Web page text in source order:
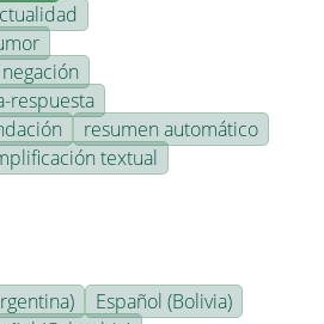
respuesta
resumen automático
textual
Español (Bolivia)